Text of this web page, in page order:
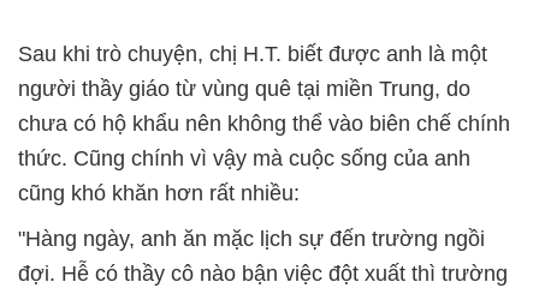
Sau khi trò chuyện, chị H.T. biết được anh là một
người thầy giáo từ vùng quê tại miền Trung, do
chưa có hộ khẩu nên không thể vào biên chế chính
thức. Cũng chính vì vậy mà cuộc sống của anh
cũng khó khăn hơn rất nhiều:
"Hàng ngày, anh ăn mặc lịch sự đến trường ngồi
đợi. Hễ có thầy cô nào bận việc đột xuất thì trường